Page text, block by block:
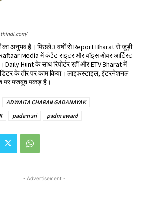
का अनुभव है। पिछले 3 वर्षों से Report Bharat से जुड़ी
Media में कंटेंट राइटर और वॉइस ओवर आर्टिस्ट
Daily Hunt के साथ रिपोर्टर रहीं और ETV Bharat में
के तौर पर काम किया। लाइफस्टाइल, इंटरनेशनल
पर मजबूत पकड़ है।
ADWAITA CHARAN GADANAYAK
padam sri padm award
- Advertisement -